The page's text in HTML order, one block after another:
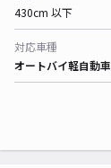
430cm 以下
対応車種
オートバイ軽自動車